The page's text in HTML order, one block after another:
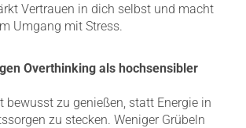
Vertrauen in dich selbst und macht
Umgang mit Stress.
Overthinking als hochsensibler
bewusst zu genießen, statt Energie in
zu stecken. Weniger Grübeln